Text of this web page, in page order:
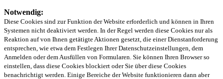
Notwendig:
Diese Cookies sind zur Funktion der Website erforderlich und können in Ihren
Systemen nicht deaktiviert werden. In der Regel werden diese Cookies nur als
Reaktion auf von Ihnen getätigte Aktionen gesetzt, die einer Dienstanforderung
entsprechen, wie etwa dem Festlegen Ihrer Datenschutzeinstellungen, dem
Anmelden oder dem Ausfüllen von Formularen. Sie können Ihren Browser so
einstellen, dass diese Cookies blockiert oder Sie über diese Cookies
benachrichtigt werden. Einige Bereiche der Website funktionieren dann aber